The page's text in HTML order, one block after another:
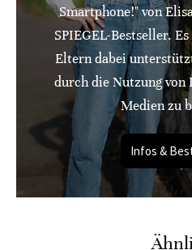
Smartphone!" von
SPIEGEL-Bestseller.
Eltern dabei
durch die Nutzung von
Medien zu
Infos &